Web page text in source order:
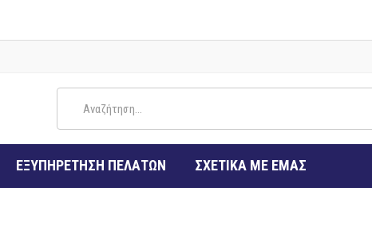
ΕΞΥΠΗΡΕΤΗΣΗ ΠΕΛΑΤΩΝ ΣΧΕΤΙΚΑ ΜΕ ΕΜΑΣ